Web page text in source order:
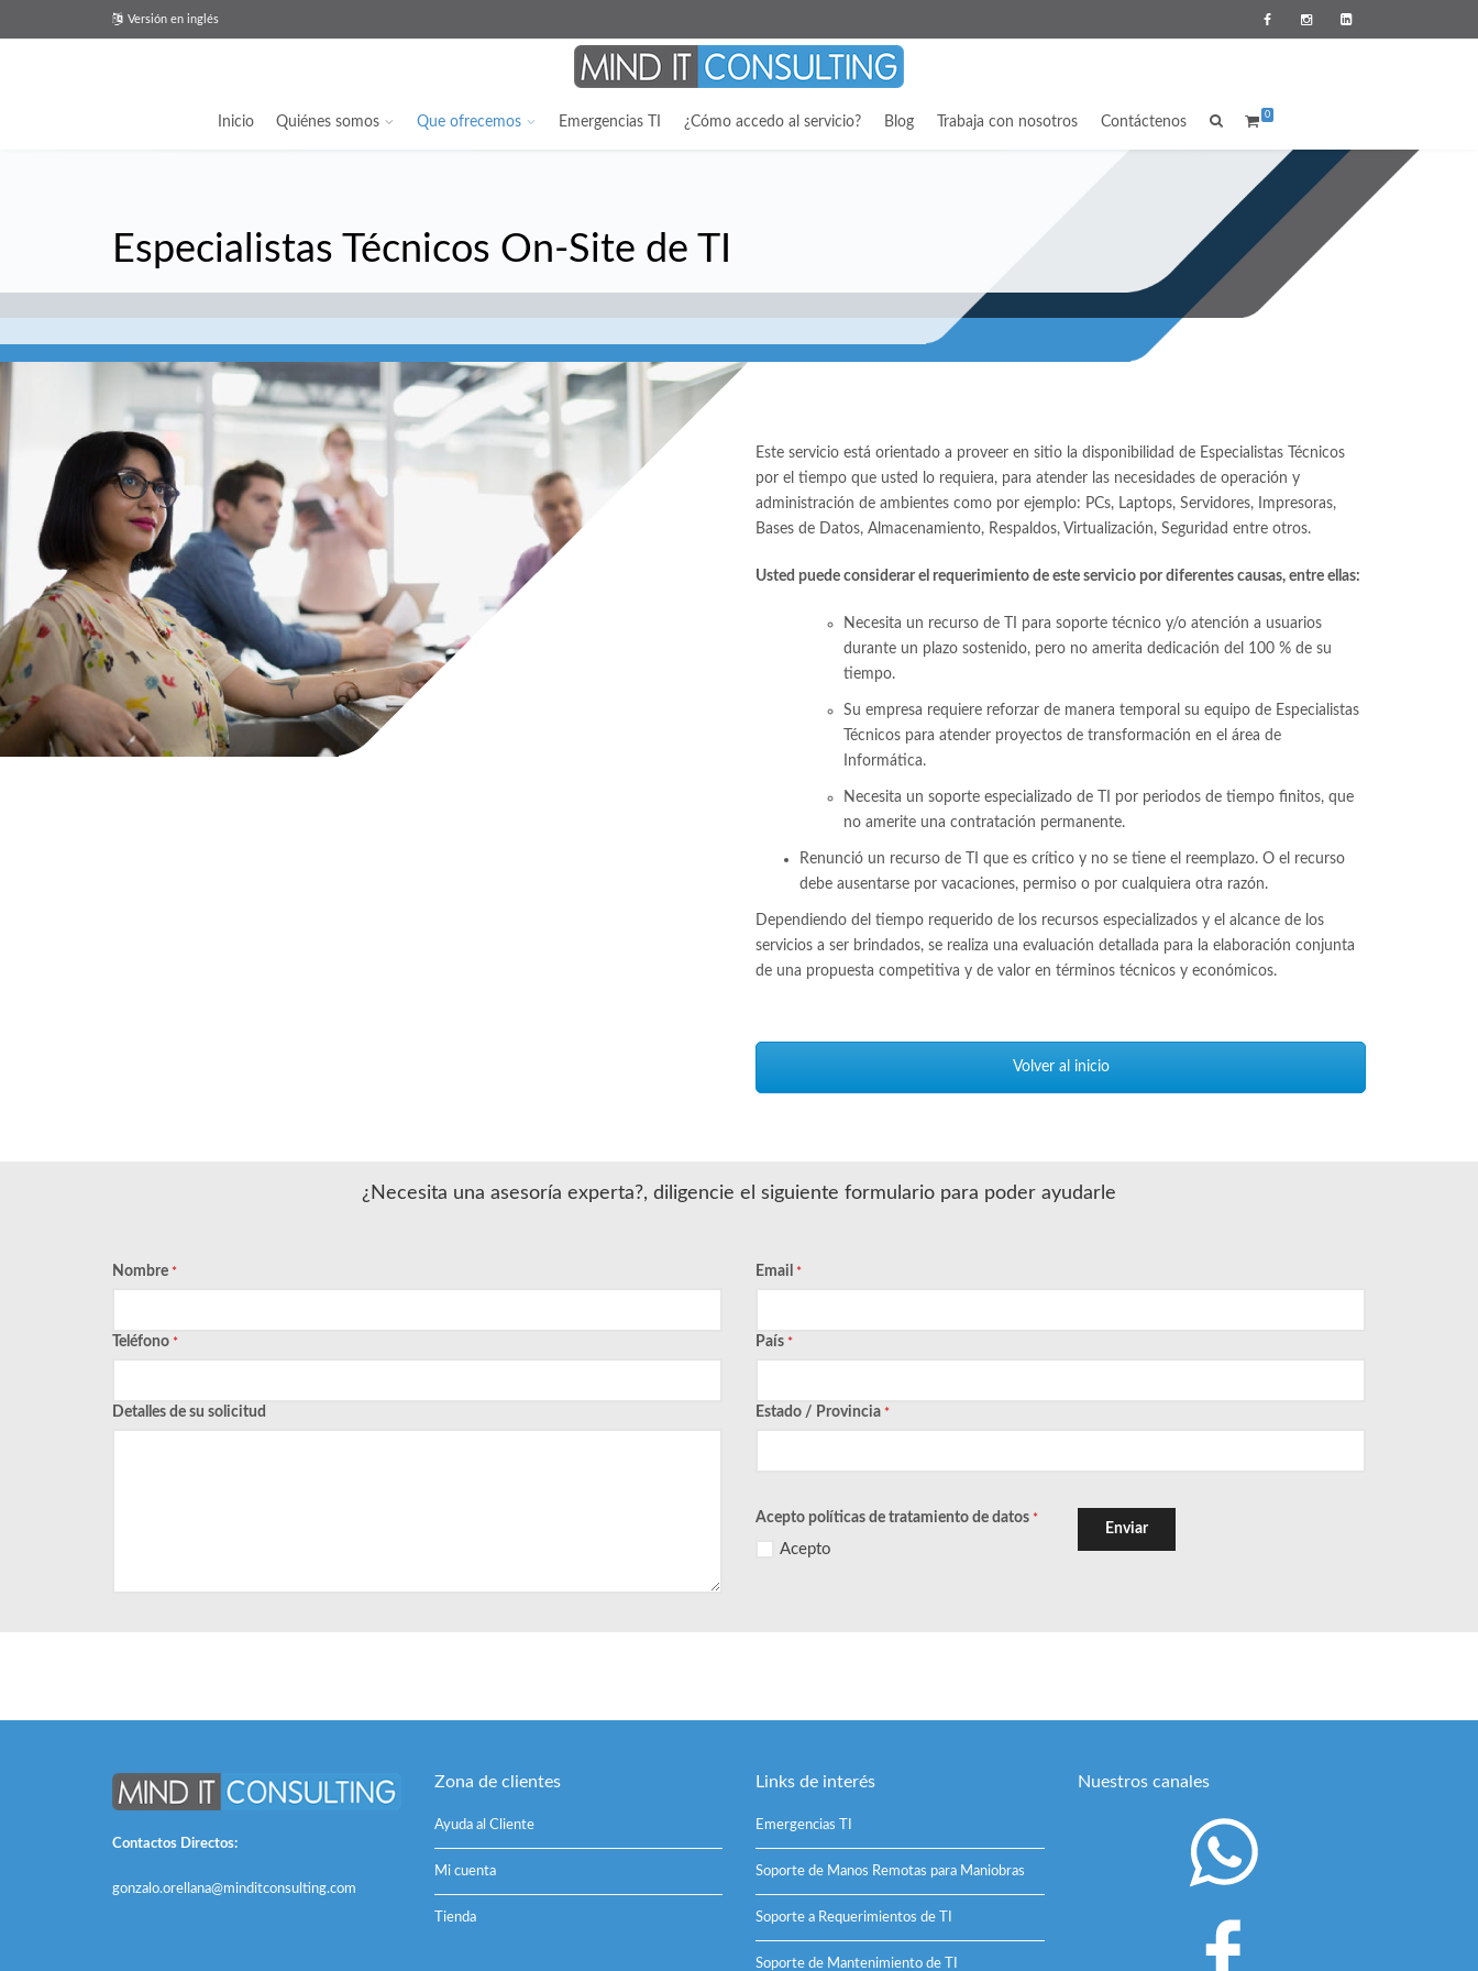
Versión en inglés
Inicio Quiénes somos Que ofrecemos Emergencias TI ¿Cómo accedo al servicio? Blog Trabaja con nosotros Contáctenos 0
Especialistas Técnicos On-Site de TI
Este servicio está orientado a proveer en sitio la disponibilidad de Especialistas Técnicos
por el tiempo que usted lo requiera, para atender las necesidades de operación y
administración de ambientes como por ejemplo: PCs, Laptops, Servidores, Impresoras,
Bases de Datos, Almacenamiento, Respaldos, Virtualización, Seguridad entre otros.
Usted puede considerar el requerimiento de este servicio por diferentes causas, entre ellas:
Necesita un recurso de TI para soporte técnico y/o atención a usuarios
durante un plazo sostenido, pero no amerita dedicación del 100 % de su
tiempo.
Su empresa requiere reforzar de manera temporal su equipo de Especialistas
Técnicos para atender proyectos de transformación en el área de
Informática.
Necesita un soporte especializado de TI por periodos de tiempo finitos, que
no amerite una contratación permanente.
Renunció un recurso de TI que es crítico y no se tiene el reemplazo. O el recurso
debe ausentarse por vacaciones, permiso o por cualquiera otra razón.
Dependiendo del tiempo requerido de los recursos especializados y el alcance de los
servicios a ser brindados, se realiza una evaluación detallada para la elaboración conjunta
de una propuesta competitiva y de valor en términos técnicos y económicos.
Volver al inicio
¿Necesita una asesoría experta?, diligencie el siguiente formulario para poder ayudarle
Nombre *
Teléfono *
Detalles de su solicitud
Email *
País *
Estado / Provincia *
Acepto políticas de tratamiento de datos *
Acepto
Enviar
Contactos Directos:
gonzalo.orellana@minditconsulting.com
Zona de clientes
Ayuda al Cliente
Mi cuenta
Tienda
Links de interés
Emergencias TI
Soporte de Manos Remotas para Maniobras
Soporte a Requerimientos de TI
Soporte de Mantenimiento de TI
Nuestros canales